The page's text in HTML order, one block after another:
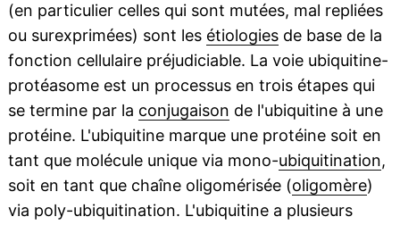
(en particulier celles qui sont mutées, mal repliées
ou surexprimées) sont les étiologiesde base de la
fonction cellulaire préjudiciable. La voie ubiquitine-
protéasome est un processus en trois étapes qui
se termine par la conjugaison de l'ubiquitine à une
protéine. L'ubiquitine marque une protéine soit en
tant que molécule unique via mono-ubiquitination,
soit en tant que chaîne oligomérisée (oligomère)
via poly-ubiquitination. L'ubiquitine a plusieurs